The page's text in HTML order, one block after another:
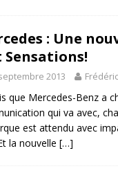
: Une
2013
que Mercedes-Benz a
qui va avec,
est attendu avec
la nouvelle […]